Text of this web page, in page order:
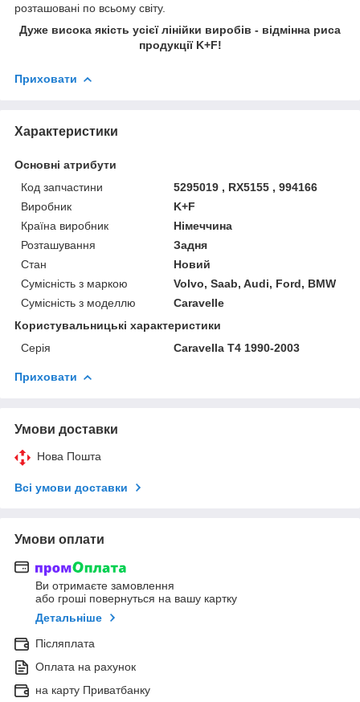
розташовані по всьому світу.
Дуже висока якість усієї лінійки виробів - відмінна риса
продукції K+F!
Приховати
Характеристики
Основні атрибути
Код запчастини
5295019 , RX5155 , 994166
Виробник
K+F
Країна виробник
Німеччина
Розташування
Задня
Стан
Новий
Сумісність з маркою
Volvo, Saab, Audi, Ford, BMW
Сумісність з моделлю
Caravelle
Користувальницькі характеристики
Серія
Caravella T4 1990-2003
Приховати
Умови доставки
Нова Пошта
Всі умови доставки
Умови оплати
Ви отримаєте замовлення
або гроші повернуться на вашу картку
Детальніше
Післяплата
Оплата на рахунок
на карту Приватбанку